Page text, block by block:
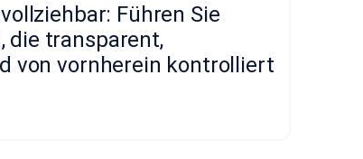
Führen Sie
die transparent,
von vornherein kontrolliert